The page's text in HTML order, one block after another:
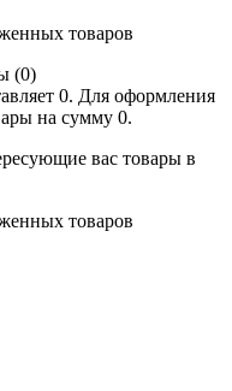
товаров
(0)
0. Для оформления
на сумму 0.
вас товары в
товаров